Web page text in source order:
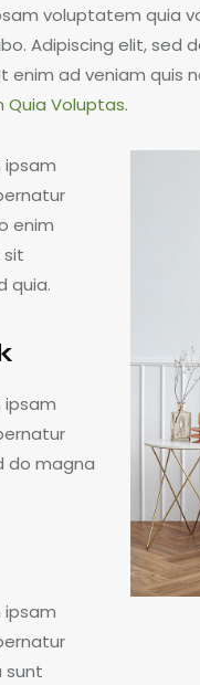
voluptatem quia
Adipiscing elit, sed
enim ad veniam quis
Voluptas.
ipsam
enim
sit
quia.
ipsam
do magna
ipsam
sunt